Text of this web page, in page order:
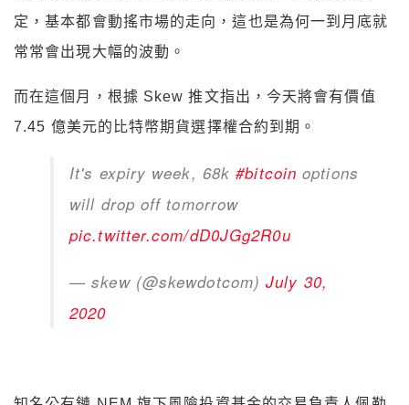
定，基本都會動搖市場的走向，這也是為何一到月底就
常常會出現大幅的波動。
而在這個月，根據 Skew 推文指出，今天將會有價值
7.45 億美元的比特幣期貨選擇權合約到期。
It's expiry week, 68k#bitcoin options
will drop off tomorrow
pic.twitter.com/dD0JGg2R0u
— skew (@skewdotcom)July 30,
2020